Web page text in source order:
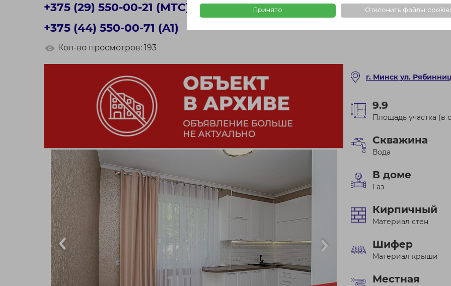
Принято Отклонить файлы
+375 (29) 550-00-21 (МТС)
+375 (44) 550-00-71 (A1)
Кол-во просмотров: 193
г. Минск ул.
9.9
Площадь участка (в
Скважина
Вода
В доме
Газ
Кирпичный
Материал стен
Шифер
Материал крыши
Местная